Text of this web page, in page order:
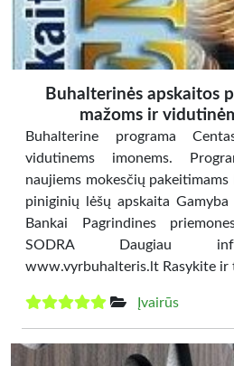
Buhalterinės apskaitos
mažoms ir
Buhalterine programa
vidutinems imonems.
naujiems mokesčių
piniginių lėšų apskaita
Bankai Pagrindines
SODRA Daugiau
www.vyrbuhalteris.lt Rasykite ir
Įvairūs